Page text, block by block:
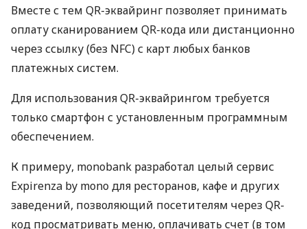
Вместе с тем QR-эквайринг позволяет принимать
оплату сканированием QR-кода или дистанционно
через ссылку (без NFC) с карт любых банков
платежных систем.
Для использования QR-эквайрингом требуется
только смартфон с установленным программным
обеспечением.
К примеру, monobank разработал целый сервис
Expirenza by mono для ресторанов, кафе и других
заведений, позволяющий посетителям через QR-
код просматривать меню, оплачивать счет (в том